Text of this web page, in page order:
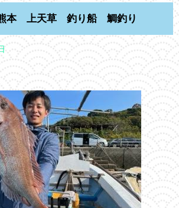
本 上天草 釣り船 鯛釣り